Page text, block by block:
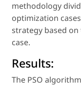
methodology
optimization
strategy based
case.
Results:
The PSO